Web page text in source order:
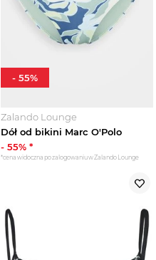
Zalando Lounge
Dół od bikini Marc O'Polo
- 55% *
*cena widoczna po zalogowaniu w Zalando Lounge
- 55%